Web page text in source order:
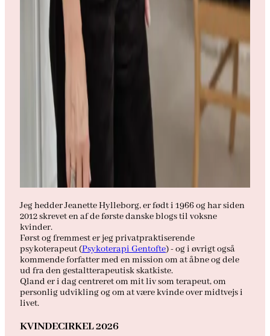
Jeg hedder Jeanette Hylleborg, er født i 1966 og har siden
2012 skrevet en af de første danske blogs til voksne
kvinder.
Først og fremmest er jeg privatpraktiserende
psykoterapeut (Psykoterapi Gentofte) - og i øvrigt også
kommende forfatter med en mission om at åbne og dele
ud fra den gestaltterapeutisk skatkiste.
Qland er i dag centreret om mit liv som terapeut, om
personlig udvikling og om at være kvinde over midtvejs i
livet.
KVINDECIRKEL 2026